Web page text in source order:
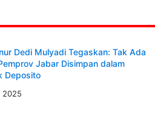
Dedi Mulyadi Tegaskan: Tak Ada
Jabar Disimpan dalam
Deposito
2025